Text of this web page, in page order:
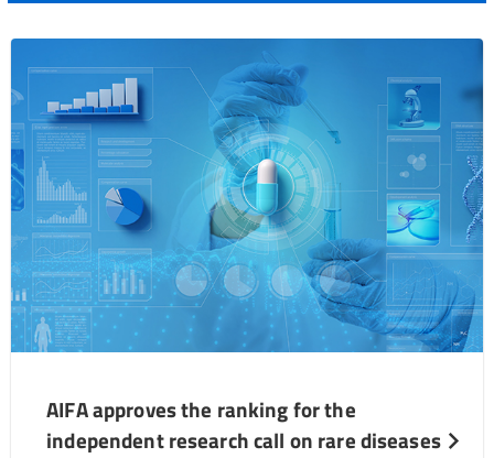
AIFA approves the ranking for the
independent research call on rare diseases